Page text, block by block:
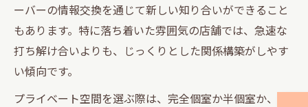
ーバーの情報交換を通じて新しい知り合いができること
もあります。特に落ち着いた雰囲気の店舗では、急速な
打ち解け合いよりも、じっくりとした関係構築がしやす
い傾向です。
プライベート空間を選ぶ際は、完全個室か半個室か、席